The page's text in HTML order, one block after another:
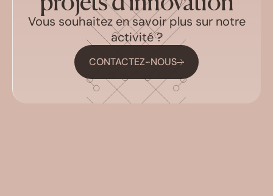
Vous souhaitez en savoir plus sur notre
activité ?
CONTACTEZ-NOUS